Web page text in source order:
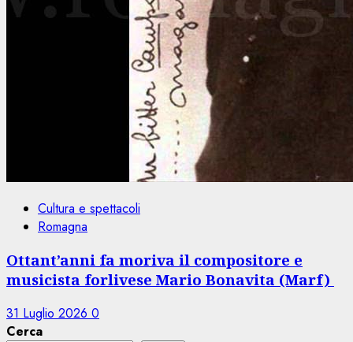
Cultura e spettacoli
Romagna
Ottant’anni fa moriva il compositore e
musicista forlivese Mario Bonavita (Marf)
31 Luglio 2026 0
Cerca